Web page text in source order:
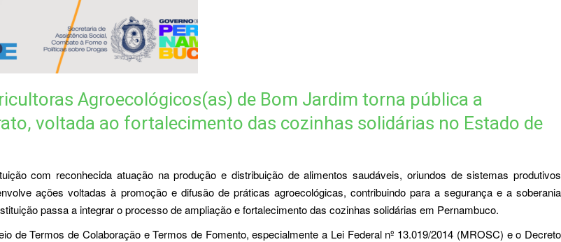
Agroecológicos(as) de Bom Jardim torna pública a
voltada ao fortalecimento das cozinhas solidárias no Estado de
com reconhecida atuação na produção e distribuição de alimentos saudáveis, oriundos de sistemas produtivos
ações voltadas à promoção e difusão de práticas agroecológicas, contribuindo para a segurança e a soberania
passa a integrar o processo de ampliação e fortalecimento das cozinhas solidárias em Pernambuco.
de Termos de Colaboração e Termos de Fomento, especialmente a Lei Federal nº 13.019/2014 (MROSC) e o Decreto